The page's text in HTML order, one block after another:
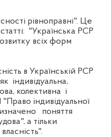
рівноправні". Це
"Українська РСР
всіх форм
в Українській РСР
індивідуальна,
колективна і
індивідуальної
поняття
а тільки